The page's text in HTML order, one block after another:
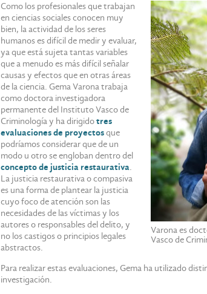
Varona es
Vasco de
Como los profesionales que trabajan
en ciencias sociales conocen muy
bien, la actividad de los seres
humanos es difícil de medir y evaluar,
ya que está sujeta tantas variables
que a menudo es más difícil señalar
causas y efectos que en otras áreas
de la ciencia. Gema Varona trabaja
como doctora investigadora
permanente del Instituto Vasco de
Criminología y ha dirigidotres
evaluaciones de proyectosque
podríamos considerar que de un
modo u otro se engloban dentro del
concepto de justicia restaurativa.
La justicia restaurativa o compasiva
es una forma de plantear la justicia
cuyo foco de atención son las
necesidades de las víctimas y los
autores o responsables del delito, y
no los castigos o principios legales
abstractos.
Para realizar estas evaluaciones, Gema ha utilizado
investigación.